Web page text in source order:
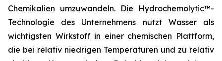
Chemikalien umzuwandeln. Die Hydrochemolytic™-
Technologie des Unternehmens nutzt Wasser als
wichtigsten Wirkstoff in einer chemischen Plattform,
die bei relativ niedrigen Temperaturen und zu relativ